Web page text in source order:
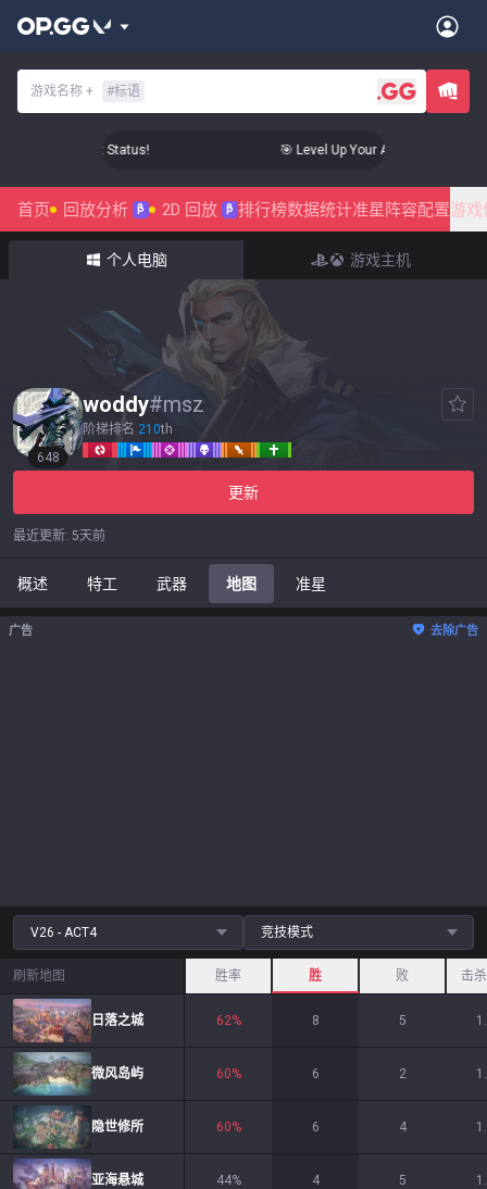
游戏名称 + #标语
Aim to Radiant Status! 🎯 Level Up Your Aim to Radiant
首页 回放分析 β 2D 回放 β 排行榜数据统计准星 阵容配置游戏
个人电脑 游戏主机
648
woddy#msz
阶梯排名 210th
更新
最近更新: 5天前
概述 特工 武器 地图 准星
广告 去除广告
V26 - ACT4 竞技模式
刷新地图 胜率 胜 败 击
日落之城 62% 8 5
微风岛屿 60% 6 2
隐世修所 60% 6 4
亚海悬城 44% 4 5